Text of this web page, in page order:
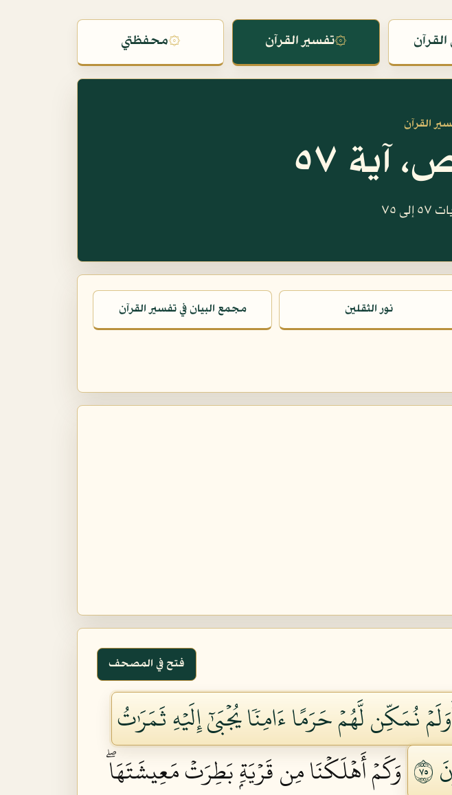
۞تفسير القرآن ۞محفظتي
القرآن
٥٧
٧٥
نور الثقلين مجمع البيان في تفسير القرآن
فتح في المصحف
نُمَكِّن لَّهُمۡ حَرَمًا ءَامِنٗا يُجۡبَىٰٓ إِلَيۡهِ ثَمَرَٰتُ
وَكَمۡ أَهۡلَكۡنَا مِن قَرۡيَةِۭ بَطِرَتۡ مَعِيشَتَهَاۖ